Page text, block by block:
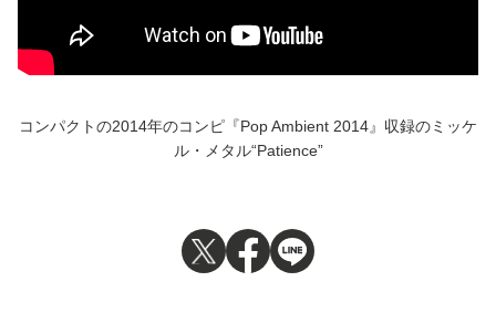
コンパクトの2014年のコンピ『Pop Ambient 2014』収録のミッケ
ル・メタル“Patience”